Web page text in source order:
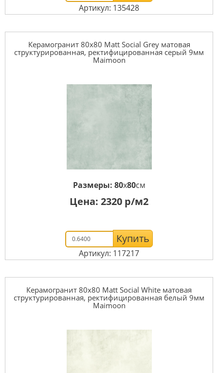
Артикул: 135428
Керамогранит 80x80 Matt Social Grey матовая
структурированная, ректифицированная серый 9мм
Maimoon
Размеры: 80x80см
Цена: 2320 р/м2
Купить
Артикул: 117217
Керамогранит 80x80 Matt Social White матовая
структурированная, ректифицированная белый 9мм
Maimoon